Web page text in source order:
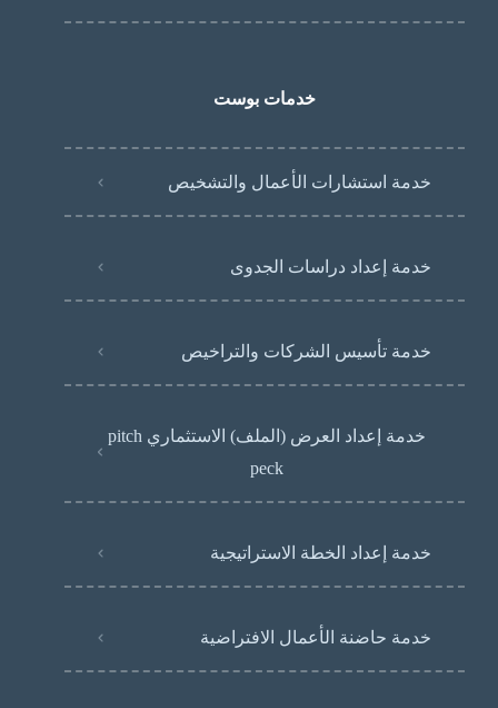
خدمات بوست
خدمة استشارات الأعمال والتشخيص
خدمة إعداد دراسات الجدوى
خدمة تأسيس الشركات والتراخيص
خدمة إعداد العرض (الملف) الاستثماري pitch
peck
خدمة إعداد الخطة الاستراتيجية
خدمة حاضنة الأعمال الافتراضية